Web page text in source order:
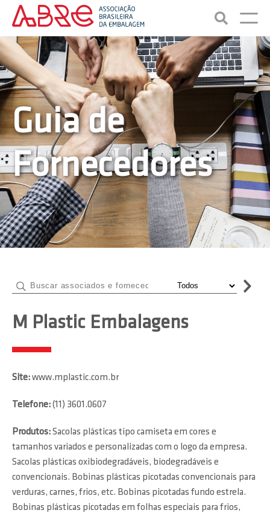
Guia de
Fornecedores
M Plastic Embalagens
Site:www.mplastic.com.br
Telefone:(11) 3601.0607
Produtos:Sacolas plásticas tipo camiseta em cores e
tamanhos variados e personalizadas com o logo da empresa.
Sacolas plásticas oxibiodegradáveis, biodegradáveis e
convencionais. Bobinas plásticas picotadas convencionais para
verduras, carnes, frios, etc. Bobinas picotadas fundo estrela.
Bobinas plásticas picotadas em folhas especiais para frios,